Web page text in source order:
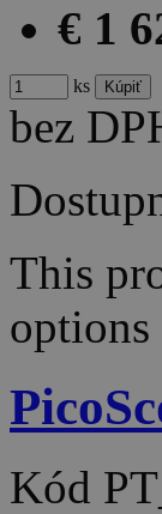
€ 1
ks
bez
This
Kód